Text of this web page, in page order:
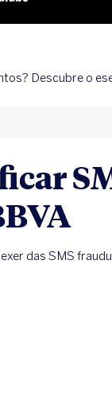
Descubre o
das SMS